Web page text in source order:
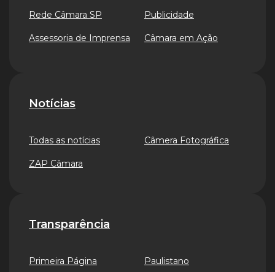
Rede Câmara SP
Assessoria de Imprensa
Publicidade
Câmara em Ação
Notícias
Todas as notícias
ZAP Câmara
Câmera Fotográfica
Transparência
Primeira Página Paulistano